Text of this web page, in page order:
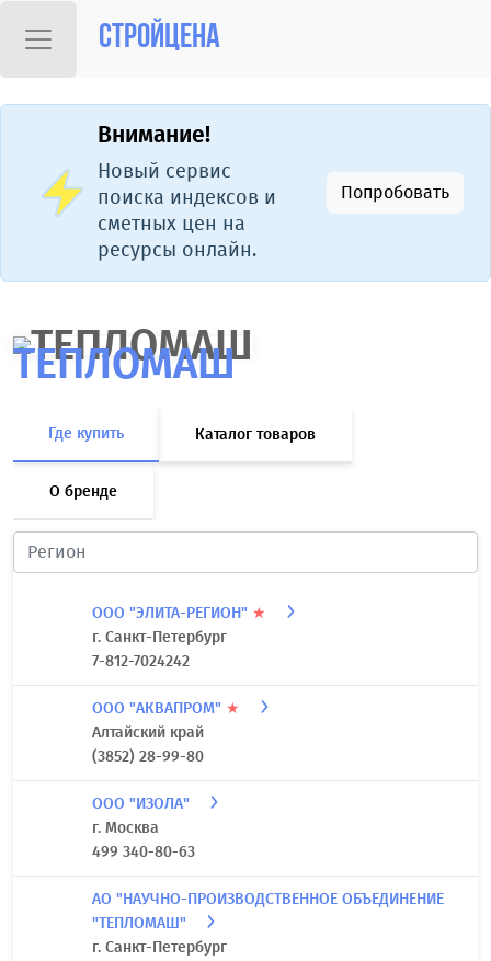
Стройцена
Внимание!
Новый сервис
поиска индексов и
сметных цен на
ресурсы онлайн.
Попробовать
ТЕПЛОМАШ
Где купить Каталог товаров
О бренде
ООО "ЭЛИТА-РЕГИОН" ★
г. Санкт-Петербург
7-812-7024242
ООО "АКВАПРОМ" ★
Алтайский край
(3852) 28-99-80
ООО "ИЗОЛА"
г. Москва
499 340-80-63
АО "НАУЧНО-ПРОИЗВОДСТВЕННОЕ ОБЪЕДИНЕНИЕ
"ТЕПЛОМАШ"
г. Санкт-Петербург